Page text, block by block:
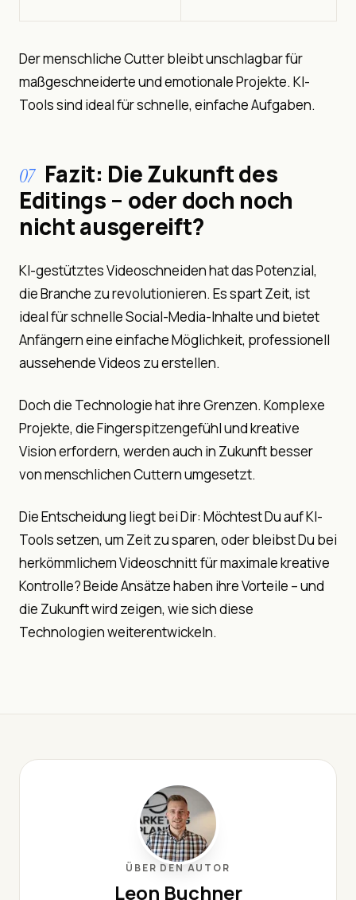
Der menschliche Cutter bleibt unschlagbar für
maßgeschneiderte und emotionale Projekte. KI-
Tools sind ideal für schnelle, einfache Aufgaben.
07 Fazit: Die Zukunft des
Editings – oder doch noch
nicht ausgereift?
KI-gestütztes Videoschneiden hat das Potenzial,
die Branche zu revolutionieren. Es spart Zeit, ist
ideal für schnelle Social-Media-Inhalte und bietet
Anfängern eine einfache Möglichkeit, professionell
aussehende Videos zu erstellen.
Doch die Technologie hat ihre Grenzen. Komplexe
Projekte, die Fingerspitzengefühl und kreative
Vision erfordern, werden auch in Zukunft besser
von menschlichen Cuttern umgesetzt.
Die Entscheidung liegt bei Dir: Möchtest Du auf KI-
Tools setzen, um Zeit zu sparen, oder bleibst Du bei
herkömmlichem Videoschnitt für maximale kreative
Kontrolle? Beide Ansätze haben ihre Vorteile – und
die Zukunft wird zeigen, wie sich diese
Technologien weiterentwickeln.
ÜBER DEN AUTOR
Leon Buchner